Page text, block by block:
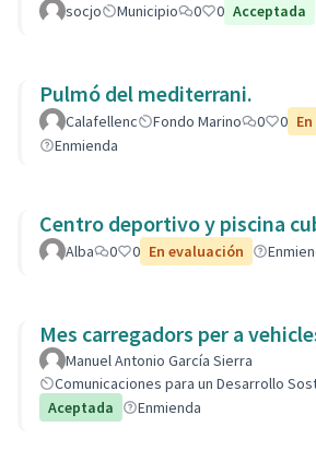
socjo Municipio 0 0 Acceptada
Pulmó del mediterrani.
Calafellenc Fondo Marino 0 0
Enmienda
Centro deportivo y piscina
Alba 0 0 En evaluación
Mes carregadors per a
Manuel Antonio García Sierra
Comunicaciones para un Desarrollo
Aceptada
Enmienda